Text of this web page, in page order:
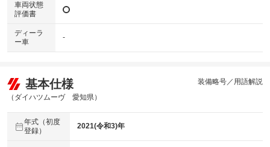
車両状態
評価書
ディーラ
ー車
-
基本仕様
（ダイハツムーヴ 愛知県）
装備略号／用語解説
年式（初度
登録）
2021(令和3)年